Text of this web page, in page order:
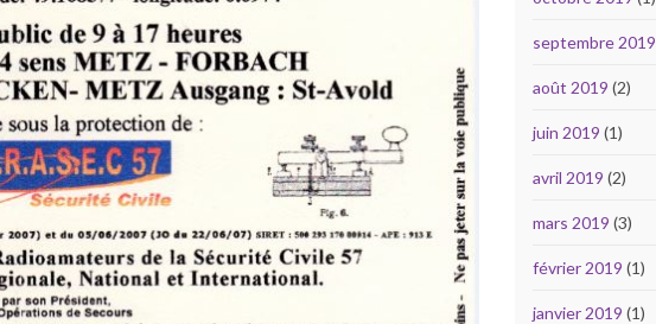
septembre 2019
août 2019 (2)
juin 2019 (1)
avril 2019 (2)
mars 2019 (3)
février 2019 (1)
janvier 2019 (1)